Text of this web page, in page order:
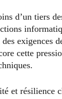
d’un tiers
exigences
cette
et